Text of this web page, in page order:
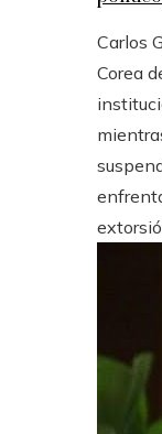
Carlos
Corea